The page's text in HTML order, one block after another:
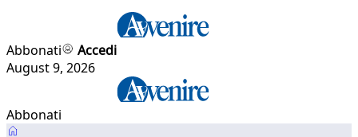
Abbonati
Accedi
August 9, 2026
Abbonati